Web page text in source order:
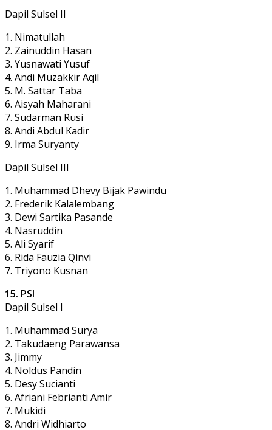
Dapil Sulsel II
1. Nimatullah
2. Zainuddin Hasan
3. Yusnawati Yusuf
4. Andi Muzakkir Aqil
5. M. Sattar Taba
6. Aisyah Maharani
7. Sudarman Rusi
8. Andi Abdul Kadir
9. Irma Suryanty
Dapil Sulsel III
1. Muhammad Dhevy Bijak Pawindu
2. Frederik Kalalembang
3. Dewi Sartika Pasande
4. Nasruddin
5. Ali Syarif
6. Rida Fauzia Qinvi
7. Triyono Kusnan
15. PSI
Dapil Sulsel I
1. Muhammad Surya
2. Takudaeng Parawansa
3. Jimmy
4. Noldus Pandin
5. Desy Sucianti
6. Afriani Febrianti Amir
7. Mukidi
8. Andri Widhiarto